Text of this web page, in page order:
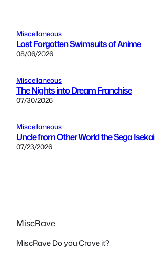
Miscellaneous
Lost Forgotten Swimsuits of Anime
08/06/2026
Miscellaneous
The Nights into Dream Franchise
07/30/2026
Miscellaneous
Uncle from Other World the Sega Isekai
07/23/2026
MiscRave
MiscRave Do you Crave it?